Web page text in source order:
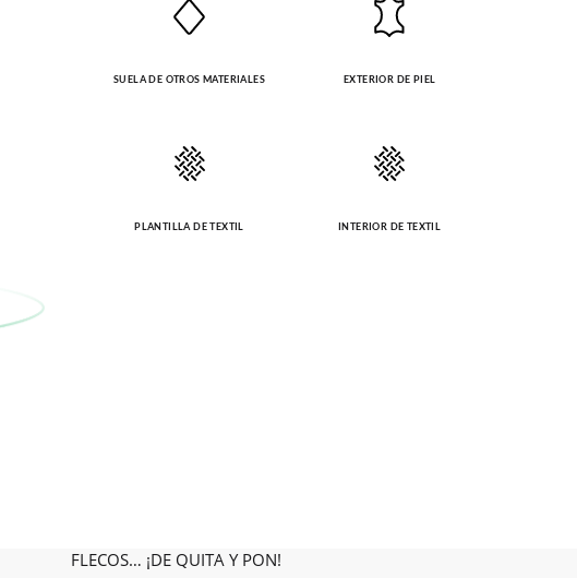
SUELA DE OTROS MATERIALES EXTERIOR DE PIEL
PLANTILLA DE TEXTIL INTERIOR DE TEXTIL